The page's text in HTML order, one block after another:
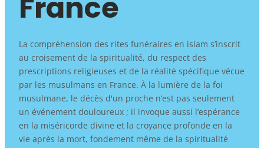
France
La compréhension des rites funéraires en islam s’inscrit
au croisement de la spiritualité, du respect des
prescriptions religieuses et de la réalité spécifique vécue
par les musulmans en France. À la lumière de la foi
musulmane, le décès d'un proche n’est pas seulement
un événement douloureux ; il invoque aussi l’espérance
en la miséricorde divine et la croyance profonde en la
vie après la mort, fondement même de la spiritualité